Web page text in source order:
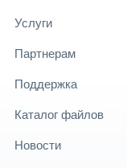
Услуги
Партнерам
Поддержка
Каталог файлов
Новости